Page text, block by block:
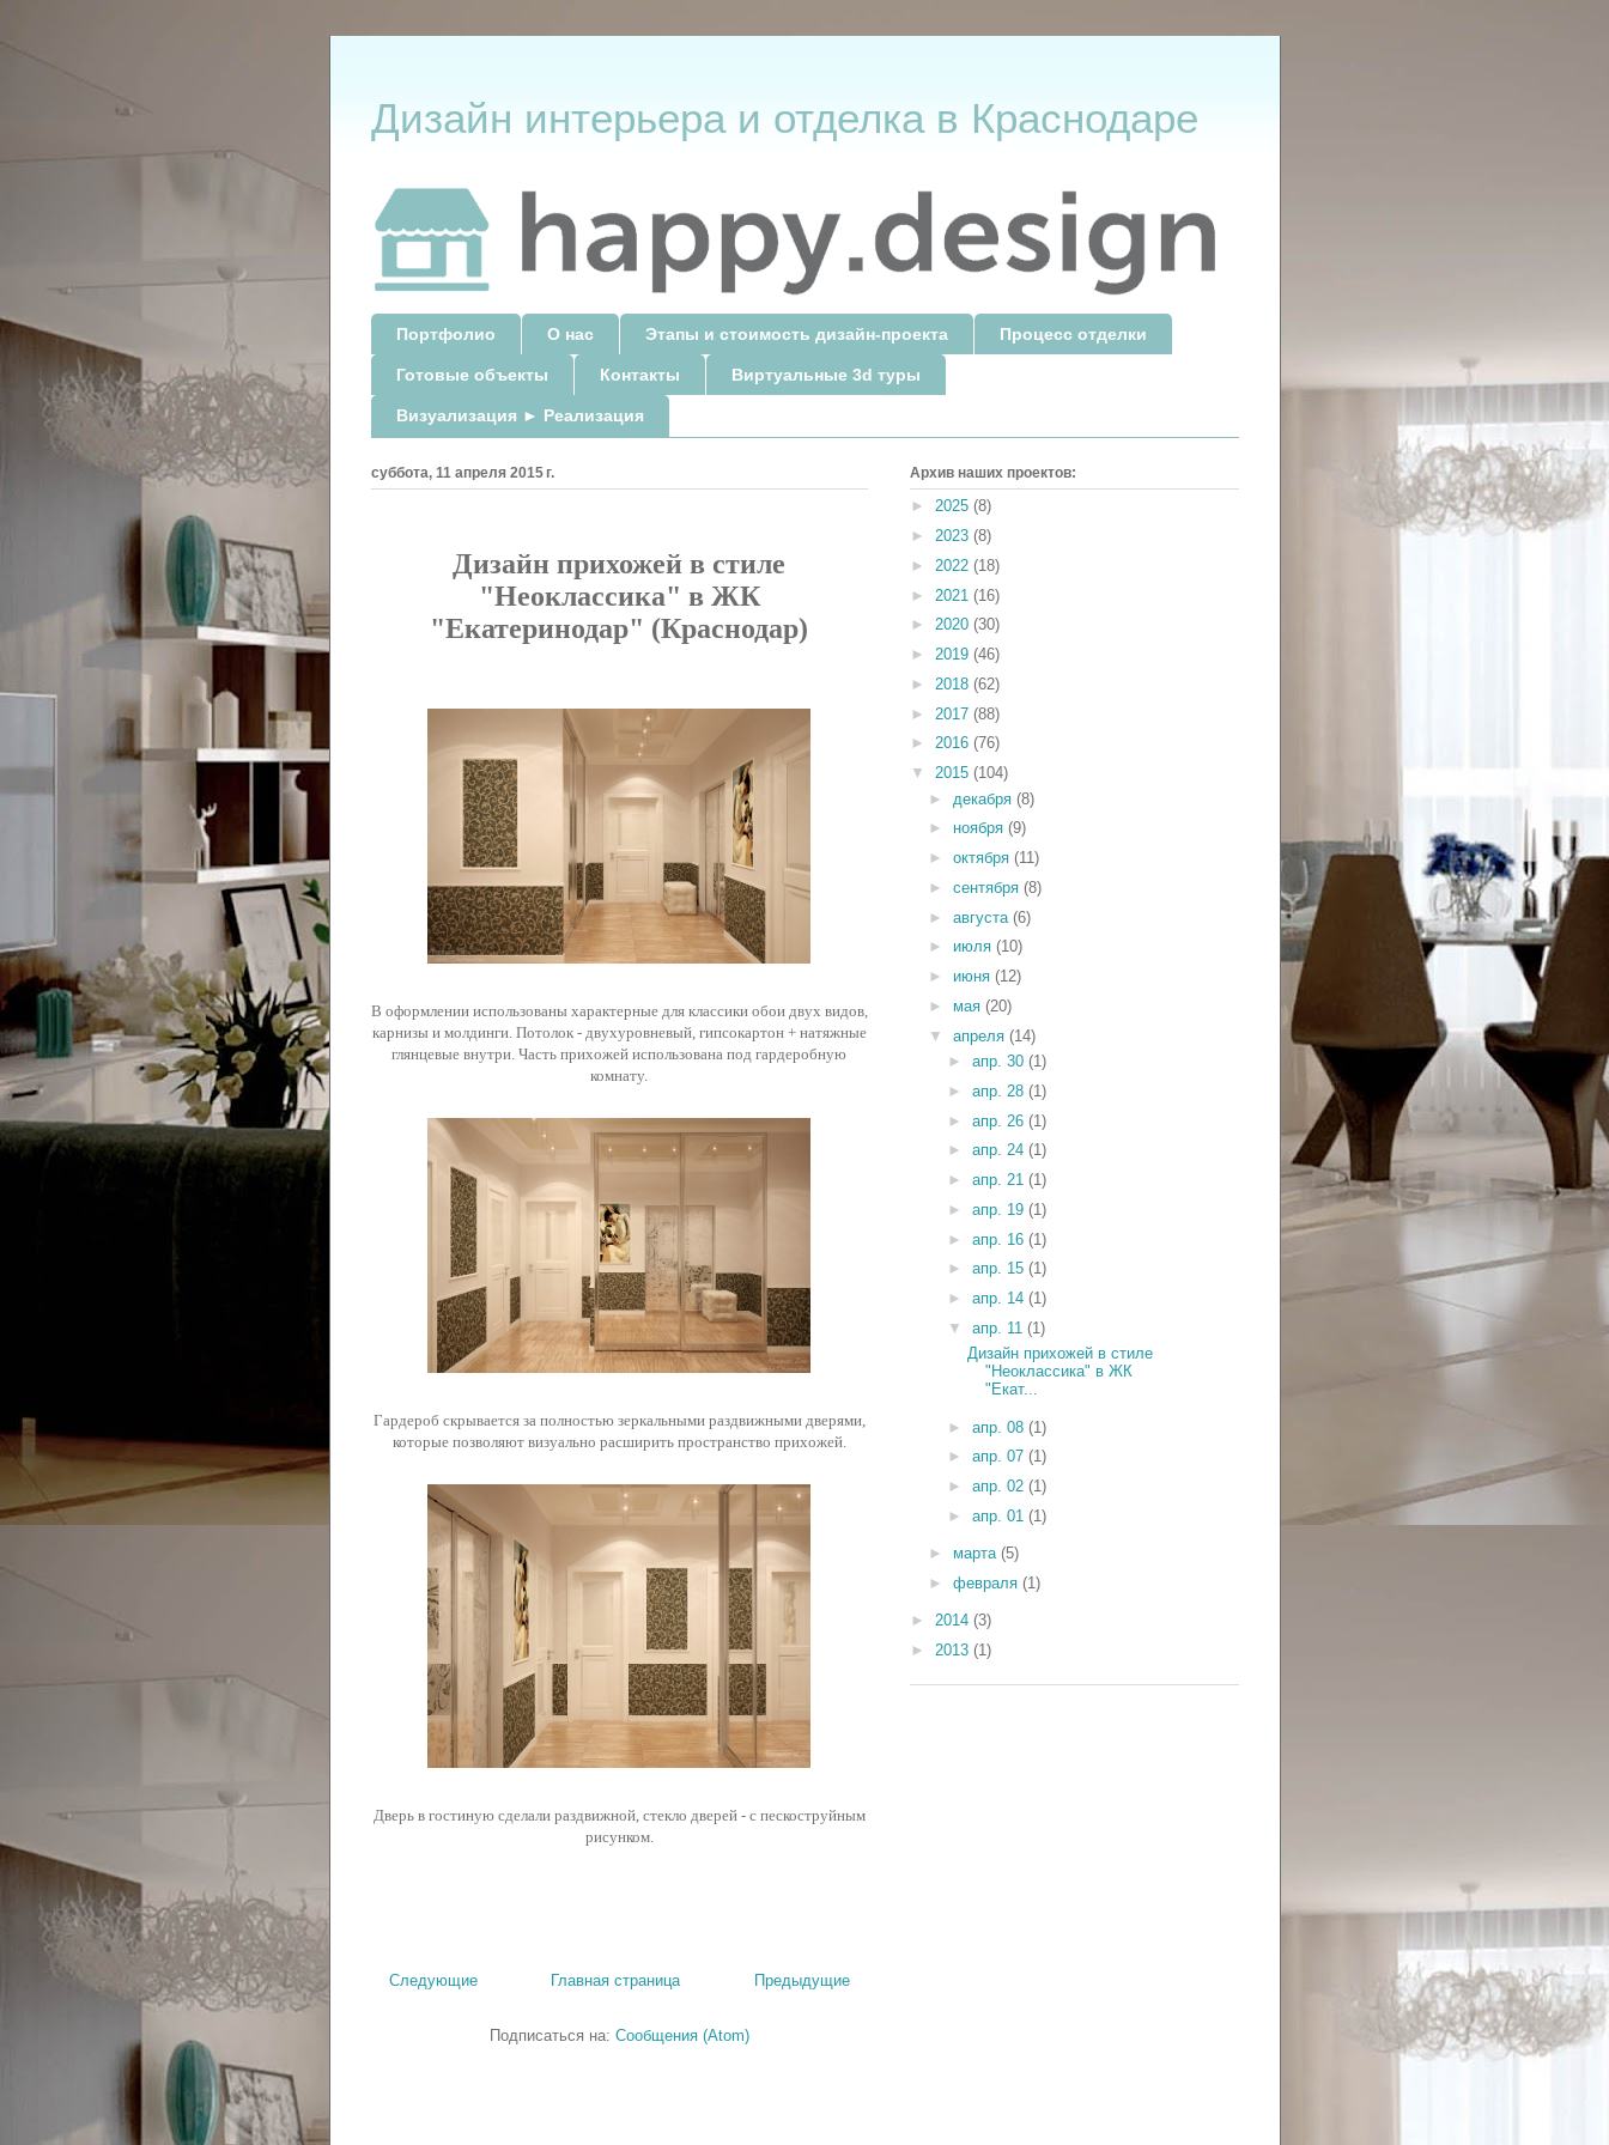
Дизайн интерьера и отделка в Краснодаре
Портфолио О нас Этапы и стоимость дизайн-проекта Процесс отделки
Готовые объекты Контакты Виртуальные 3d туры
Визуализация ► Реализация
суббота, 11 апреля 2015 г.
Дизайн прихожей в стиле
"Неоклассика" в ЖК
"Екатеринодар" (Краснодар)
В оформлении использованы характерные для классики обои двух видов,
карнизы и молдинги. Потолок - двухуровневый, гипсокартон + натяжные
глянцевые внутри. Часть прихожей использована под гардеробную
комнату.
Гардероб скрывается за полностью зеркальными раздвижными дверями,
которые позволяют визуально расширить пространство прихожей.
Дверь в гостиную сделали раздвижной, стекло дверей - с пескоструйным
рисунком.
Следующие Предыдущие
Главная страница
Подписаться на: Сообщения (Atom)
Архив наших проектов:
► 2025 (8)
► 2023 (8)
► 2022 (18)
► 2021 (16)
► 2020 (30)
► 2019 (46)
► 2018 (62)
► 2017 (88)
► 2016 (76)
▼ 2015 (104)
► декабря(8)
► ноября(9)
►октября(11)
►сентября(8)
►августа(6)
► июля(10)
► июня(12)
► мая(20)
▼апреля(14)
► апр. 30 (1)
► апр. 28 (1)
► апр. 26 (1)
► апр. 24 (1)
► апр. 21 (1)
► апр. 19 (1)
► апр. 16 (1)
► апр. 15 (1)
► апр. 14 (1)
▼ апр. 11 (1)
Дизайн прихожей в стиле
"Неоклассика" в ЖК
"Екат...
► апр. 08 (1)
► апр. 07 (1)
► апр. 02 (1)
► апр. 01 (1)
► марта(5)
►февраля(1)
► 2014 (3)
► 2013 (1)